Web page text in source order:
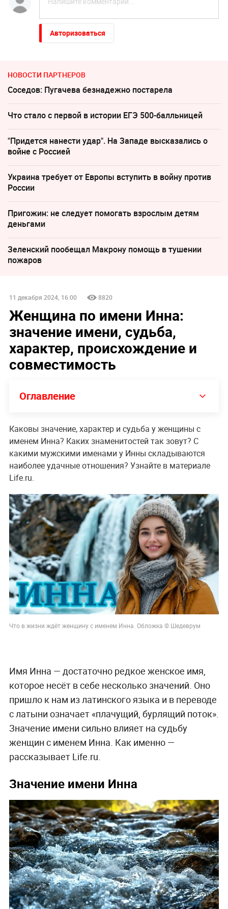
Авторизоваться
НОВОСТИ ПАРТНЕРОВ
Соседов: Пугачева безнадежно постарела
Что стало с первой в истории ЕГЭ 500-балльницей
"Придется нанести удар". На Западе высказались о
войне с Россией
Украина требует от Европы вступить в войну против
России
Пригожин: не следует помогать взрослым детям
деньгами
Зеленский пообещал Макрону помощь в тушении
пожаров
11 декабря 2024, 16:00 8820
Женщина по имени Инна:
значение имени, судьба,
характер, происхождение и
совместимость
Оглавление
Каковы значение, характер и судьба у женщины с
именем Инна? Каких знаменитостей так зовут? С
какими мужскими именами у Инны складываются
наиболее удачные отношения? Узнайте в материале
Life.ru.
Что в жизни ждёт женщину с именем Инна. Обложка © Шедеврум
Имя Инна — достаточно редкое женское имя,
которое несёт в себе несколько значений. Оно
пришло к нам из латинского языка и в переводе
с латыни означает «плачущий, бурлящий поток».
Значение имени сильно влияет на судьбу
женщин с именем Инна. Как именно —
рассказывает Life.ru.
Значение имени Инна